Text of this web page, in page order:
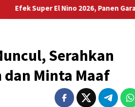
Nino 2026, Panen Garam Melimpah
Serahkan
dan Minta Maaf